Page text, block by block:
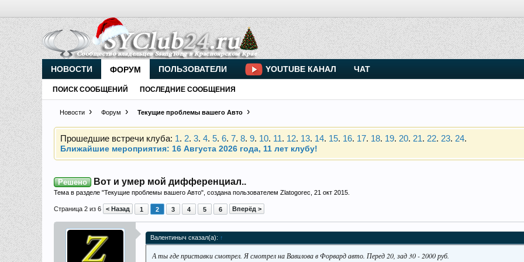
Новости Форум Текущие проблемы вашего Авто
Внимание, новые участники нашего клуба!
Основное общение происходит вTelegram-чате. Присоединяйтесь.
Чип-тюнинг (прошивка) дизелей от Vahmurka
Прошедшие встречи клуба: 1. 2. 3. 4. 5. 6. 7. 8. 9. 10. 11. 12. 13. 14. 15. 16. 17. 18. 19. 20. 21. 22. 23. 24.
Ближайшие мероприятия: 16 Августа 2026 года, 11 лет клубу!
Основное общение происходит в
Чип-тюнинг (прошивка) дизелей от Vahmurka
Прошедшие встречи клуба:1 .2.3.4.5.6
Ближайшие мероприятия: 16 Августа 2026 года, 11 лет клубу!
Решено Вот и умер мой дифференциал..
Тема в разделе "Текущие проблемы вашего Авто", создана пользователем Zlatogorec 21 окт 2015
Страница 2 из 6 < Назад 1 2 3 4 5 6 Вперёд >
Валентиныч сказал(а): ↑
А ты где приставки смотрел. Я смотрел на Вавилова в Форвард авто. Перед 20, зад 30 - 2000 руб.
НОВОСТИ ФОРУМ
ПОИСК СООБЩЕНИЙ ПОСЛЕДНИЕ СООБЩЕНИЯ
ПОЛЬЗОВАТЕЛИ YOUTUBE КАНАЛ ЧАТ